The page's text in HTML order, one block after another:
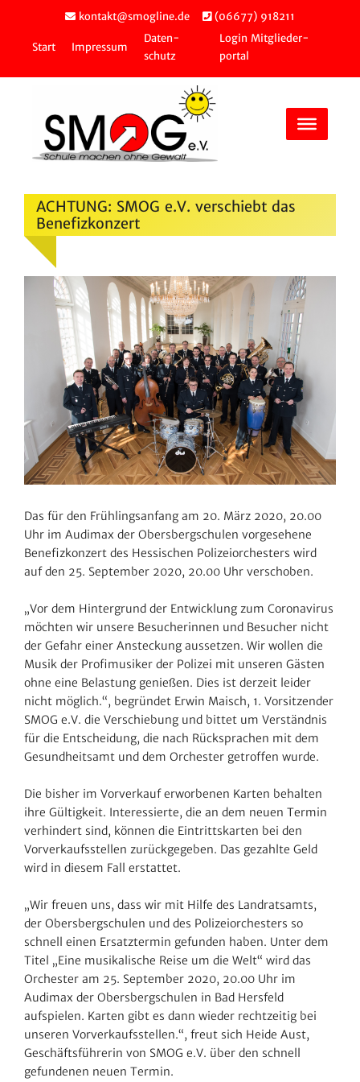
springen
kontakt@smogline.de (06677) 918211
Start Impressum
Daten­
schutz
Login Mitglie­der­
portal
ACHTUNG: SMOG e.V. verschiebt das
Benefizkonzert
Das für den Früh­lings­an­fang am 20. März 2020, 20.00
Uhr im Audimax der Obers­berg­schulen vorge­se­hene
Bene­fiz­kon­zert des Hessi­schen Poli­zei­or­ches­ters wird
auf den 25. September 2020, 20.00 Uhr verschoben.
„Vor dem Hinter­grund der Entwick­lung zum Coro­na­virus
möchten wir unsere Besu­che­rinnen und Besu­cher nicht
der Gefahr einer Anste­ckung aussetzen. Wir wollen die
Musik der Profi­mu­siker der Polizei mit unseren Gästen
ohne eine Belas­tung genießen. Dies ist derzeit leider
nicht möglich.“, begründet Erwin Maisch, 1. Vorsit­zender
SMOG e.V. die Verschie­bung und bittet um Verständnis
für die Entschei­dung, die nach Rück­spra­chen mit dem
Gesund­heitsamt und dem Orchester getroffen wurde.
Die bisher im Vorver­kauf erwor­benen Karten behalten
ihre Gültig­keit. Inter­es­sierte, die an dem neuen Termin
verhin­dert sind, können die Eintritts­karten bei den
Vorver­kaufs­stellen zurück­ge­geben. Das gezahlte Geld
wird in diesem Fall erstattet.
„Wir freuen uns, dass wir mit Hilfe des Land­rats­amts,
der Obers­berg­schulen und des Poli­zei­or­ches­ters so
schnell einen Ersatz­termin gefunden haben. Unter dem
Titel „Eine musi­ka­li­sche Reise um die Welt“ wird das
Orchester am 25. September 2020, 20.00 Uhr im
Audimax der Obers­berg­schulen in Bad Hers­feld
aufspielen. Karten gibt es dann wieder recht­zeitig bei
unseren Vorver­kaufs­stellen.“, freut sich Heide Aust,
Geschäfts­füh­rerin von SMOG e.V. über den schnell
gefun­denen neuen Termin.